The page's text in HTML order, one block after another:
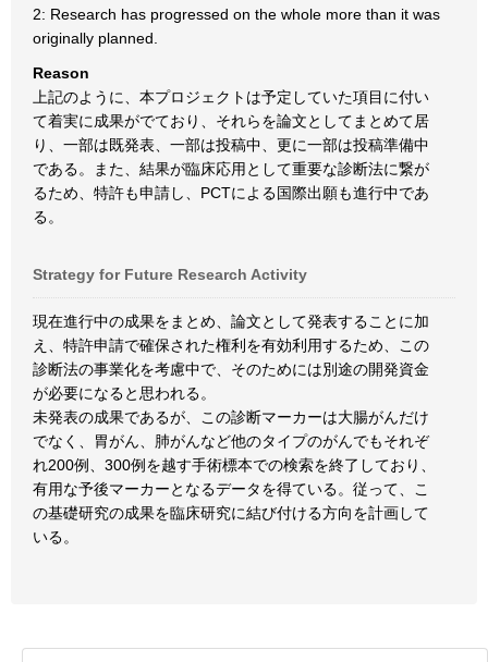
2: Research has progressed on the whole more than it was
originally planned.
Reason
上記のように、本プロジェクトは予定していた項目に付い
て着実に成果がでており、それらを論文としてまとめて居
り、一部は既発表、一部は投稿中、更に一部は投稿準備中
である。また、結果が臨床応用として重要な診断法に繋が
るため、特許も申請し、PCTによる国際出願も進行中であ
る。
Strategy for Future Research Activity
現在進行中の成果をまとめ、論文として発表することに加
え、特許申請で確保された権利を有効利用するため、この
診断法の事業化を考慮中で、そのためには別途の開発資金
が必要になると思われる。
未発表の成果であるが、この診断マーカーは大腸がんだけ
でなく、胃がん、肺がんなど他のタイプのがんでもそれぞ
れ200例、300例を越す手術標本での検索を終了しており、
有用な予後マーカーとなるデータを得ている。従って、こ
の基礎研究の成果を臨床研究に結び付ける方向を計画して
いる。